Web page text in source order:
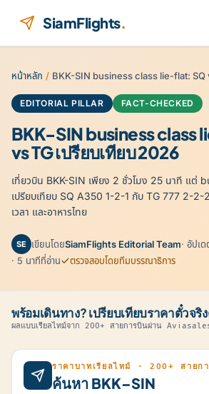
SiamFlights.
หน้าหลัก / BKK-SIN business class lie-flat: SQ
EDITORIAL PILLAR FACT-CHECKED
BKK-SIN business class
vs TG เปรียบเทียบ 2026
เที่ยวบิน BKK-SIN เพียง 2 ชั่วโมง 25 นาที แต่
เปรียบเทียบ SQ A350 1-2-1 กับ TG 777 2-2-
เวลา และอาหารไทย
SE เขียนโดยSiamFlights Editorial Team· อัปเ
· 5 นาทีที่อ่าน
ตรวจสอบโดยทีมบรรณาธิการ
พร้อมเดินทาง? เปรียบเทียบราคาตั๋วจริ
ผลแบบเรียลไทม์จาก 200+ สายการบินผ่าน
ราคาบาทเรียลไทม์ · 200+ สายก
ค้นหา BKK–SIN